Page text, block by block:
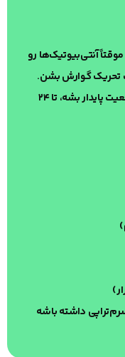
آنتی‌بیوتیک‌ها رو
تحریک گوارش بشن.
ولی اگر صرفاً تب و اسهال ویروسیه و وضعیت پایدار بشه، تا ۲۴
داشته باشه